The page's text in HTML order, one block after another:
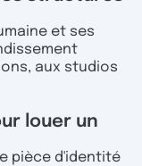
et ses
aux studios
louer un
pièce d'identité